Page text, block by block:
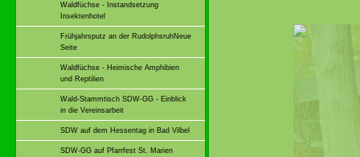
Waldfüchse - Instandsetzung
Insektenhotel
Frühjahrsputz an der RudolphsruhNeue
Seite
Waldfüchse - Heimische Amphibien
und Reptilien
Wald-Stammtisch SDW-GG - Einblick
in die Vereinsarbeit
SDW auf dem Hessentag in Bad Vilbel
SDW-GG auf Pfarrfest St. Marien